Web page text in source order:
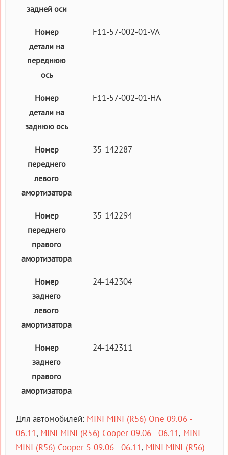
задней оси
Номер
детали на
переднюю
ось
F11-57-002-01-VA
Номер
детали на
заднюю ось
F11-57-002-01-HA
Номер
переднего
левого
амортизатора
35-142287
Номер
переднего
правого
амортизатора
35-142294
Номер
заднего
левого
амортизатора
24-142304
Номер
заднего
правого
амортизатора
24-142311
Для автомобилей: MINI MINI (R56) One 09.06 -
06.11, MINI MINI (R56) Cooper 09.06 - 06.11, MINI
MINI (R56) Cooper S 09.06 - 06.11, MINI MINI (R56)